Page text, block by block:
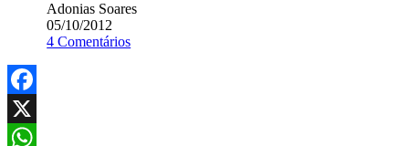
Adonias Soares
05/10/2012
4 Comentários
Facebook
X